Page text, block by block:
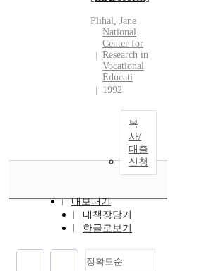
Plihal, Jane
National
Center for
Research in
Vocational
Educati
1992
복
사/
대출
신청
내보내기
내책장담기
한글로보기
정확도순